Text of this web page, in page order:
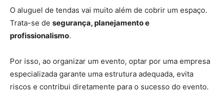
O aluguel de tendas vai muito além de cobrir um espaço.
Trata-se de segurança, planejamento e
profissionalismo.
Por isso, ao organizar um evento, optar por uma empresa
especializada garante uma estrutura adequada, evita
riscos e contribui diretamente para o sucesso do evento.